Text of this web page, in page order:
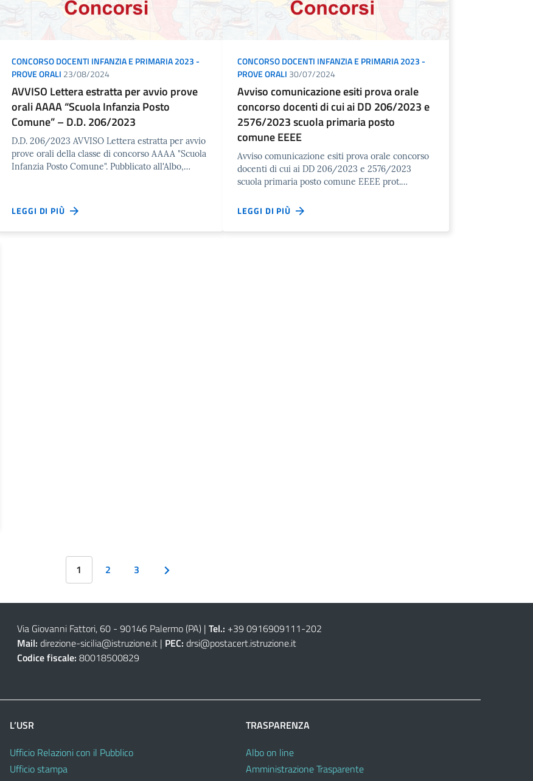
CONCORSO DOCENTI INFANZIA E PRIMARIA 2023 -
PROVE ORALI 23/08/2024
AVVISO Lettera estratta per avvio prove
orali AAAA “Scuola Infanzia Posto
Comune” – D.D. 206/2023
D.D. 206/2023 AVVISO Lettera estratta per avvio
prove orali della classe di concorso AAAA "Scuola
Infanzia Posto Comune". Pubblicato all'Albo,…
LEGGI DI PIÙ
CONCORSO DOCENTI INFANZIA E PRIMARIA 2023 -
PROVE ORALI 30/07/2024
Avviso comunicazione esiti prova orale
concorso docenti di cui ai DD 206/2023 e
2576/2023 scuola primaria posto
comune EEEE
Avviso comunicazione esiti prova orale concorso
docenti di cui ai DD 206/2023 e 2576/2023
scuola primaria posto comune EEEE prot.…
LEGGI DI PIÙ
1 2 3
Via Giovanni Fattori, 60 - 90146 Palermo (PA)| Tel.: +39 0916909111-202
Mail: direzione-sicilia@istruzione.it| PEC: drsi@postacert.istruzione.it
Codice fiscale: 80018500829
L’USR
Ufficio Relazioni con il Pubblico
Ufficio stampa
TRASPARENZA
Albo on line
Amministrazione Trasparente